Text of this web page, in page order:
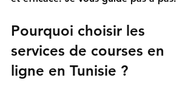
Pourquoi choisir les
services de courses en
ligne en Tunisie ?